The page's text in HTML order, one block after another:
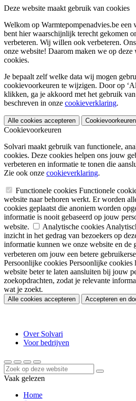
Deze website maakt gebruik van cookies
Welkom op Warmtepompenadvies.be een
bent hier waarschijnlijk terecht gekomen
verbeteren. Wij willen ook verbeteren.
onze website! Daarom maken we op deze
cookies.
Je bepaalt zelf welke data wij mogen
cookievoorkeuren te wijzigen. Door op
klikken, ga je akkoord met het gebruik
beschreven in onze cookieverklaring.
Alle cookies accepteren Cookievoorkeuren
Cookievoorkeuren
Solvari maakt gebruik van functionele,
cookies. Deze cookies helpen ons jouw
verbeteren en informatie te tonen die
Zie ook onze cookieverklaring.
Functionele cookies Functionele
website naar behoren werkt. Er worden
cookies geplaatst die anoniem worden
informatie is nooit gebaseerd op jouw
website.
Analytische cookies
inzicht in het gedrag van bezoekers op
informatie kunnen we onze website en de
verbeteren om jouw een betere
Persoonlijke cookies Persoonlijke cookies
website beter te laten aansluiten bij jouw
zoekopdrachten, zodat je relevante
wat je zoekt.
Alle cookies accepteren Accepteren en
Over Solvari
Voor bedrijven
Vaak gelezen
Home